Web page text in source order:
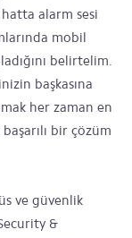
alarm sesi
mobil
belirtelim.
başkasına
her zaman en
bir çözüm
ve güvenlik
&